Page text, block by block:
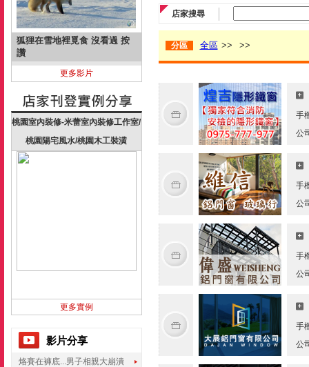
狐狸在雪地裡覓食 沒看過 按
讚
更多影片
桃園室內裝修-米蕾室內裝修工作室/
桃園陽宅風水/桃園木工裝潢
更多實例
影片分享
烙賽在褲底...男子相親大崩潰
店家搜尋
分區 全區 >> >>
手
公
手
公
手
公
手
公